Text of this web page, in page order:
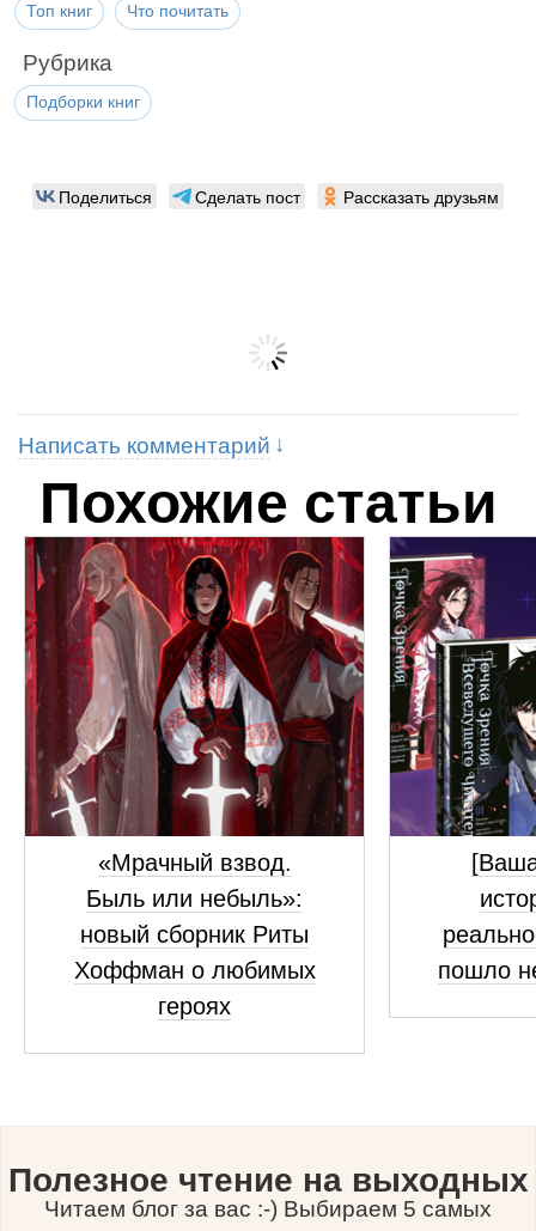
Топ книг Что почитать
Рубрика
Подборки книг
Поделиться Сделать пост Рассказать друзьям
Написать комментарий
Похожие статьи
«Мрачный взвод.
Быль или небыль»:
новый сборник Риты
Хоффман о любимых
героях
пошло
Полезное чтение на выходных
Читаем блог за вас :-) Выбираем 5 самых